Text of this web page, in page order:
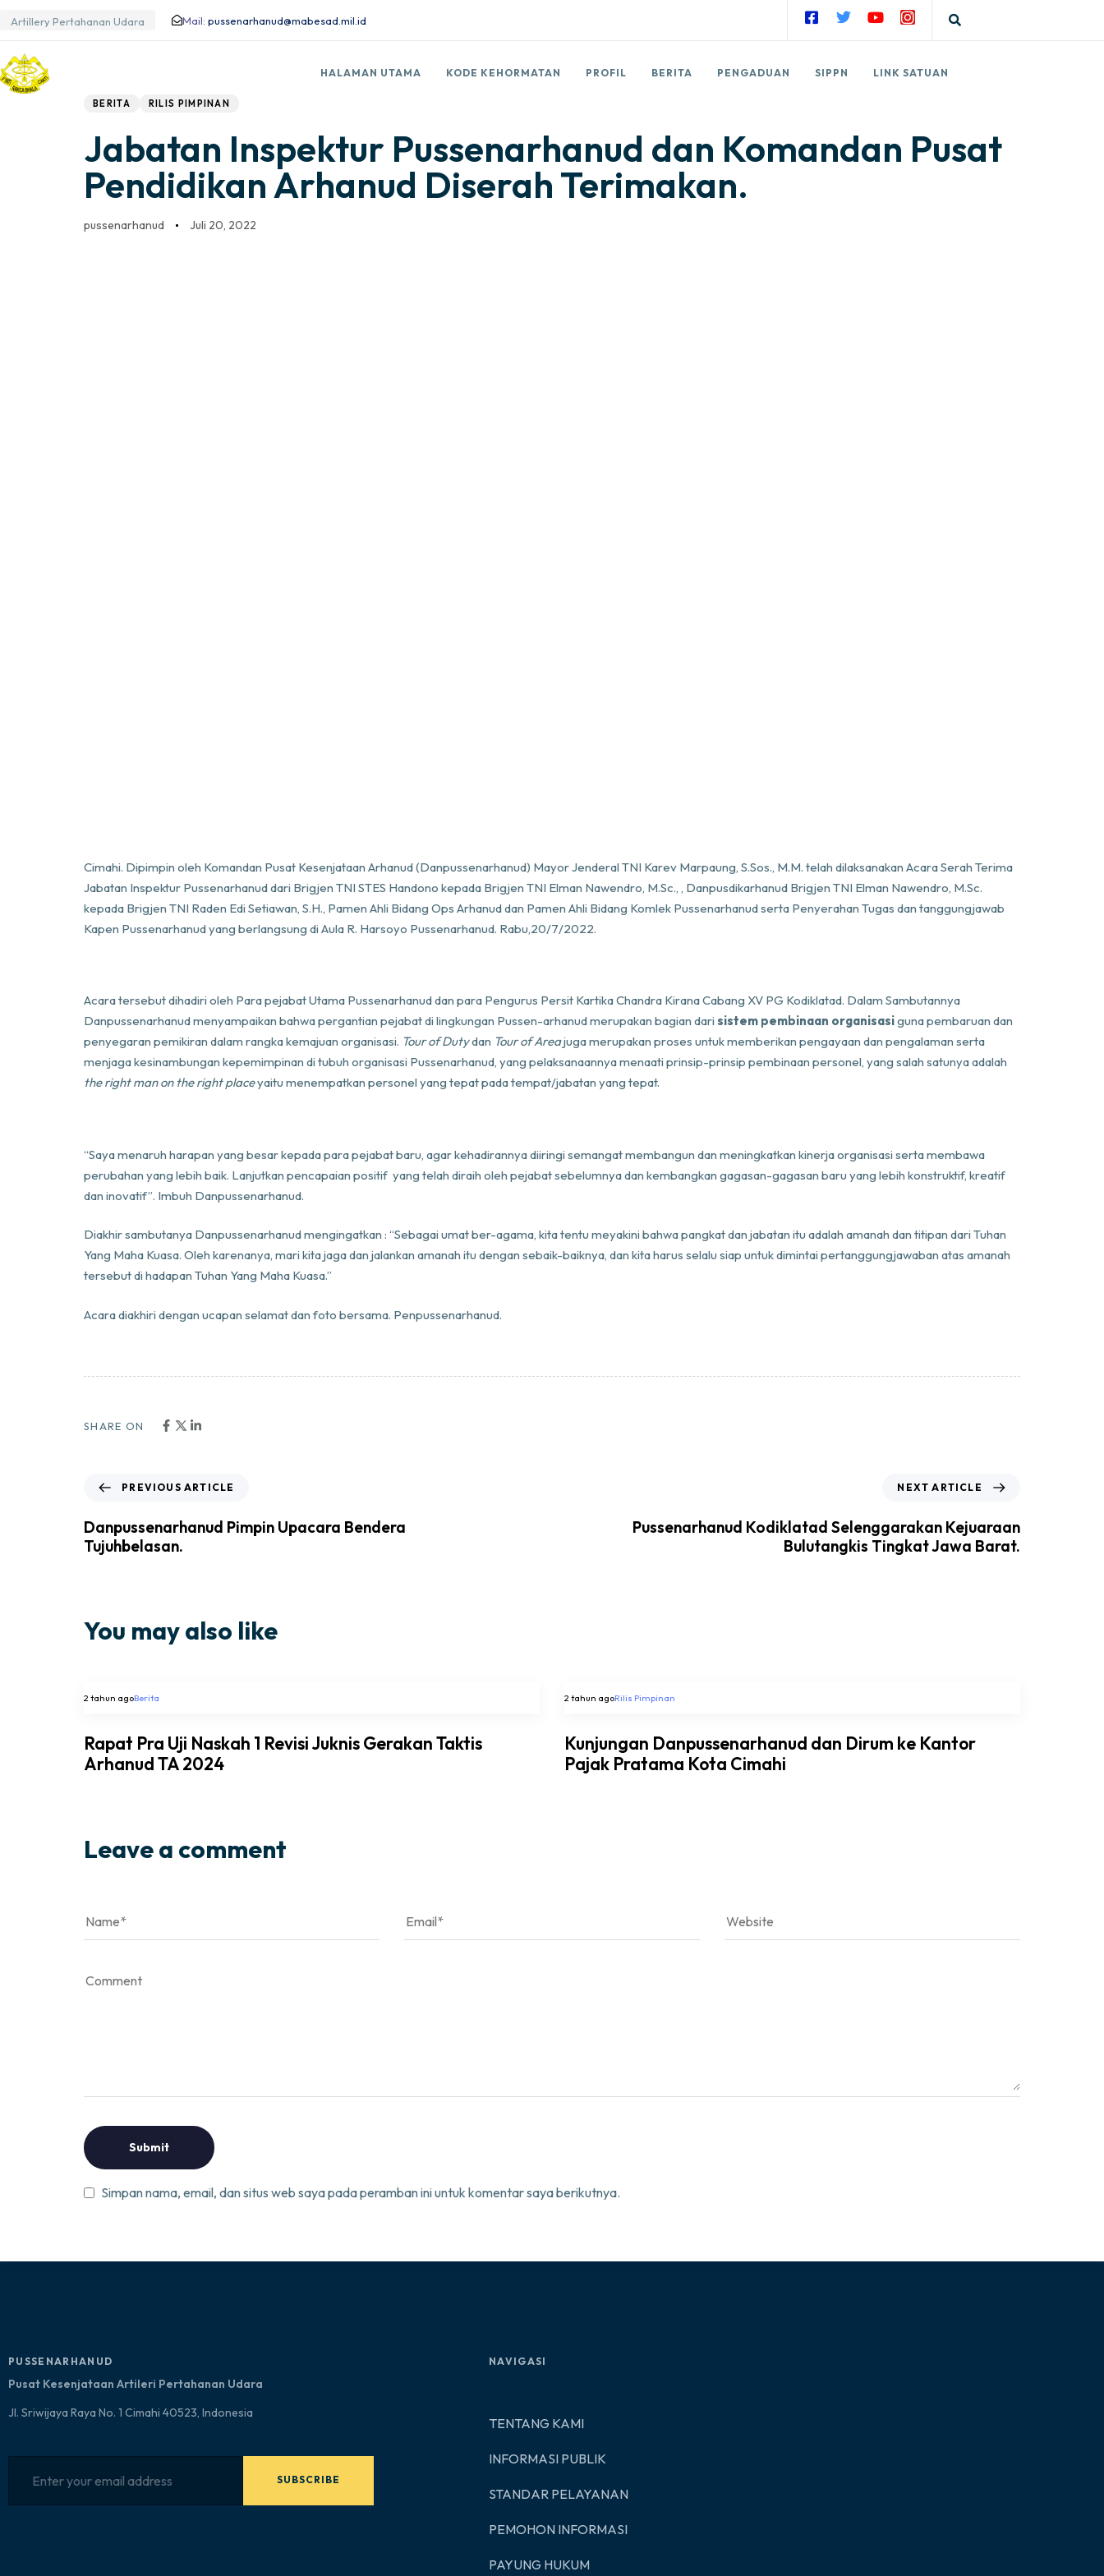
Artillery Pertahanan Udara Mail: pussenarhanud@mabesad.mil.id
HALAMAN UTAMA KODE KEHORMATAN PROFIL BERITA PENGADUAN SIPPN LINK SATUAN
BERITA RILIS PIMPINAN
Jabatan Inspektur Pussenarhanud dan Komandan Pusat
Pendidikan Arhanud Diserah Terimakan.
pussenarhanud Juli 20, 2022
Cimahi. Dipimpin oleh Komandan Pusat Kesenjataan Arhanud (Danpussenarhanud) Mayor Jenderal TNI Karev Marpaung, S.Sos., M.M. telah dilaksanakan Acara Serah Terima
Jabatan Inspektur Pussenarhanud dari Brigjen TNI STES Handono kepada Brigjen TNI Elman Nawendro, M.Sc., , Danpusdikarhanud Brigjen TNI Elman Nawendro, M.Sc.
kepada Brigjen TNI Raden Edi Setiawan, S.H., Pamen Ahli Bidang Ops Arhanud dan Pamen Ahli Bidang Komlek Pussenarhanud serta Penyerahan Tugas dan tanggungjawab
Kapen Pussenarhanud yang berlangsung di Aula R. Harsoyo Pussenarhanud. Rabu,20/7/2022.
Acara tersebut dihadiri oleh Para pejabat Utama Pussenarhanud dan para Pengurus Persit Kartika Chandra Kirana Cabang XV PG Kodiklatad. Dalam Sambutannya
Danpussenarhanud menyampaikan bahwa pergantian pejabat di lingkungan Pussen-arhanud merupakan bagian dari sistem pembinaan organisasiguna pembaruan dan
penyegaran pemikiran dalam rangka kemajuan organisasi. Tour of Dutydan Tour of Areajuga merupakan proses untuk memberikan pengayaan dan pengalaman serta
menjaga kesinambungan kepemimpinan di tubuh organisasi Pussenarhanud, yang pelaksanaannya menaati prinsip-prinsip pembinaan personel, yang salah satunya adalah
the right man on the right placeyaitu menempatkan personel yang tepat pada tempat/jabatan yang tepat.
“Saya menaruh harapan yang besar kepada para pejabat baru, agar kehadirannya diiringi semangat membangun dan meningkatkan kinerja organisasi serta membawa
perubahan yang lebih baik. Lanjutkan pencapaian positif yang telah diraih oleh pejabat sebelumnya dan kembangkan gagasan-gagasan baru yang lebih konstruktif, kreatif
dan inovatif”. Imbuh Danpussenarhanud.
Diakhir sambutanya Danpussenarhanud mengingatkan : “Sebagai umat ber-agama, kita tentu meyakini bahwa pangkat dan jabatan itu adalah amanah dan titipan dari Tuhan
Yang Maha Kuasa. Oleh karenanya, mari kita jaga dan jalankan amanah itu dengan sebaik-baiknya, dan kita harus selalu siap untuk dimintai pertanggungjawaban atas amanah
tersebut di hadapan Tuhan Yang Maha Kuasa.”
Acara diakhiri dengan ucapan selamat dan foto bersama. Penpussenarhanud.
SHARE ON
PREVIOUS ARTICLE
Danpussenarhanud Pimpin Upacara Bendera
Tujuhbelasan.
NEXT ARTICLE
Pussenarhanud Kodiklatad Selenggarakan Kejuaraan
Bulutangkis Tingkat Jawa Barat.
You may also like
2 tahun agoBerita
Rapat Pra Uji Naskah 1 Revisi Juknis Gerakan Taktis
Arhanud TA 2024
2 tahun agoRilis Pimpinan
Kunjungan Danpussenarhanud dan Dirum ke Kantor
Pajak Pratama Kota Cimahi
Leave a comment
Simpan nama, email, dan situs web saya pada peramban ini untuk komentar saya berikutnya.
PUSSENARHANUD
Pusat Kesenjataan Artileri Pertahanan Udara
Jl. Sriwijaya Raya No. 1 Cimahi 40523, Indonesia
SUBSCRIBE
NAVIGASI
TENTANG KAMI
INFORMASI PUBLIK
STANDAR PELAYANAN
PEMOHON INFORMASI
PAYUNG HUKUM